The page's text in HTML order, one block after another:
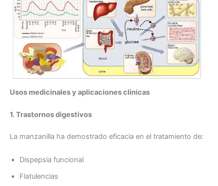
Usos medicinales y aplicaciones clínicas
1. Trastornos digestivos
La manzanilla ha demostrado eficacia en el tratamiento de:
Dispepsia funcional
Flatulencias